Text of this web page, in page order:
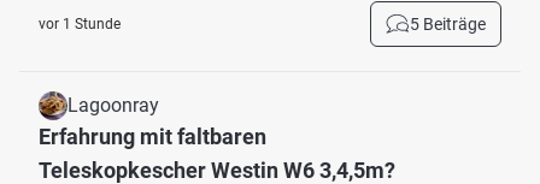
vor 1 Stunde 5 Beiträge
Lagoonray
Erfahrung mit faltbaren
Teleskopkescher Westin W6 3,4,5m?